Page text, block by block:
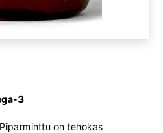
3
on tehokas